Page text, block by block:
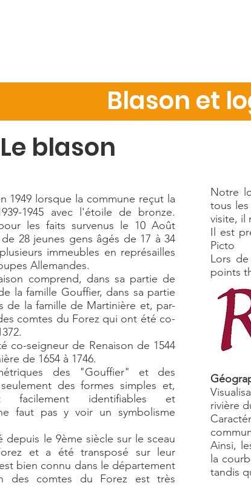
Blason et
blason
1949 lorsque la commune reçut la
1945 avec l'étoile de bronze.
les faits survenus le 10 Août
28 jeunes gens âgés de 17 à 34
immeubles en représailles
Allemandes.
comprend, dans sa partie de
la famille Gouffier, dans sa partie
de la famille de Martinière et, par-
comtes du Forez qui ont été co-
co-seigneur de Renaison de 1544
de 1654 à 1746.
des "Gouffier" et des
des formes simples et,
facilement identifiables et
faut pas y voir un symbolisme
depuis le 9ème siècle sur le sceau
et a été transposé sur leur
bien connu dans le département
des comtes du Forez est très
Notre
tous
visite, il
Il est
Picto
Lors
points
rivière
Ainsi,
la
tandis